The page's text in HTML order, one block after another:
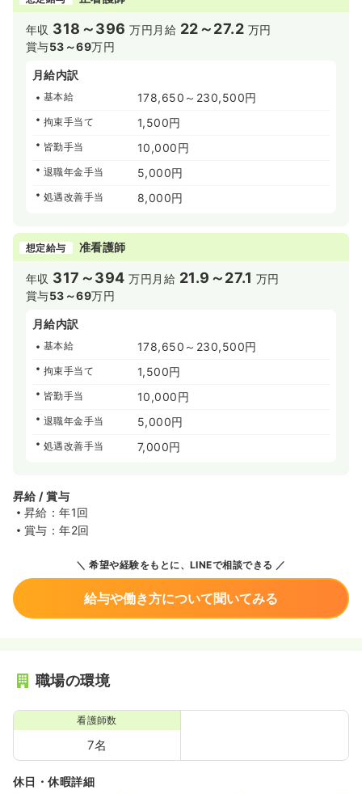
年収 318～396 万円 月給 22～27.2 万円
賞与53～69万円
月給内訳
基本給 178,650～230,500円
拘束手当て 1,500円
皆勤手当 10,000円
退職年金手当 5,000円
処遇改善手当 8,000円
想定給与 准看護師
年収 317～394 万円 月給 21.9～27.1 万円
賞与53～69万円
月給内訳
基本給 178,650～230,500円
拘束手当て 1,500円
皆勤手当 10,000円
退職年金手当 5,000円
処遇改善手当 7,000円
昇給 / 賞与
昇給：年1回
賞与：年2回
希望や経験をもとに、LINEで相談できる
給与や働き方について聞いてみる
職場の環境
看護師数
7名
休日・休暇詳細